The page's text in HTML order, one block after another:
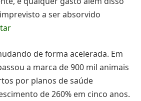
a ser absorvido
de forma acelerada. Em
a marca de 900 mil animais
por planos de saúde
de 260% em cinco anos.